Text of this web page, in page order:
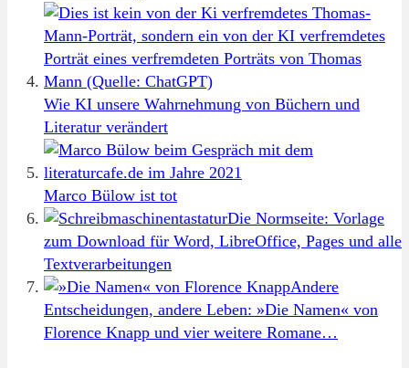
Wie KI unsere Wahrnehmung von Büchern und
Literatur verändert
Marco Bülow ist tot
Die Normseite: Vorlage
zum Download für Word, LibreOffice, Pages und alle
Textverarbeitungen
Andere
Entscheidungen, andere Leben: »Die Namen« von
Florence Knapp und vier weitere Romane…